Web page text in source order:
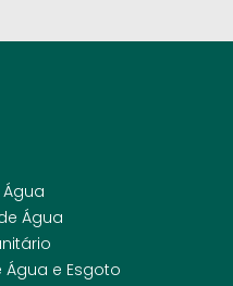
Água
Água e Esgoto